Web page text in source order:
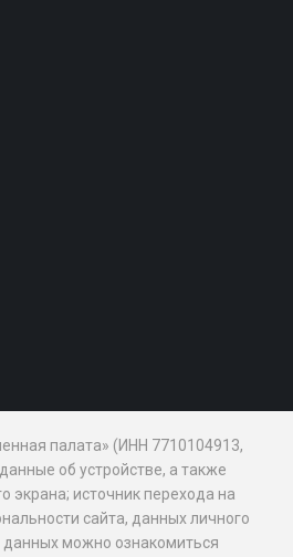
палата» (ИНН 7710104913,
об устройстве, а также
экрана; источник перехода на
сайта, данных личного
данных можно ознакомиться